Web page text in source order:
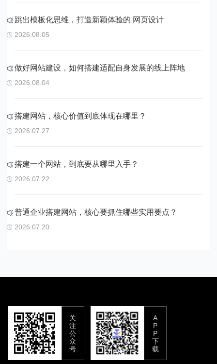
跳出模板化思维，打造新颖体验的 网页设计
2026.08.05
做好网站建设，如何搭建适配自身发展的线上阵地
2026.08.04
搭建网站，核心价值到底体现在哪里？
2026.07.27
搭建一个网站，到底要从哪里入手？
2026.07.22
普通企业搭建网站，核心要抓住哪些实用要点？
2026.07.20
关
注
公
众
号
A
P
P
下
载